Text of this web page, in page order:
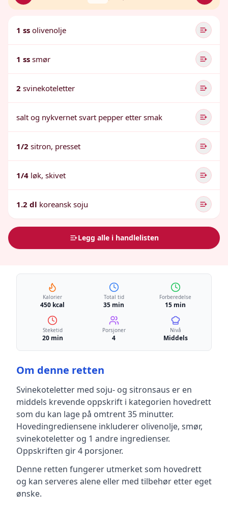
1 ss olivenolje
1 ss smør
2 svinekoteletter
salt og nykvernet svart pepper etter smak
1/2 sitron, presset
1/4 løk, skivet
1.2 dl koreansk soju
Legg alle i handlelisten
Kalorier
450 kcal
Total tid
35 min
Forberedelse
15 min
Steketid
20 min
Porsjoner
4
Nivå
Middels
Om denne retten
Svinekoteletter med soju- og sitronsaus er en
middels krevende oppskrift i kategorien hovedrett
som du kan lage på omtrent 35 minutter.
Hovedingrediensene inkluderer olivenolje, smør,
svinekoteletter og 1 andre ingredienser.
Oppskriften gir4 porsjoner.
Denne retten fungerer utmerket som hovedrett
og kan serveres alene eller med tilbehør etter eget
ønske.